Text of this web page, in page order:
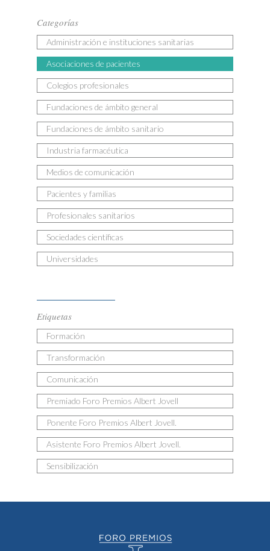
Categorías
Administración e instituciones sanitarias
Asociaciones de pacientes
Colegios profesionales
Fundaciones de ámbito general
Fundaciones de ámbito sanitario
Industria farmacéutica
Medios de comunicación
Pacientes y familias
Profesionales sanitarios
Sociedades científicas
Universidades
Etiquetas
Formación
Transformación
Comunicación
Premiado Foro Premios Albert Jovell
Ponente Foro Premios Albert Jovell.
Asistente Foro Premios Albert Jovell.
Sensibilización